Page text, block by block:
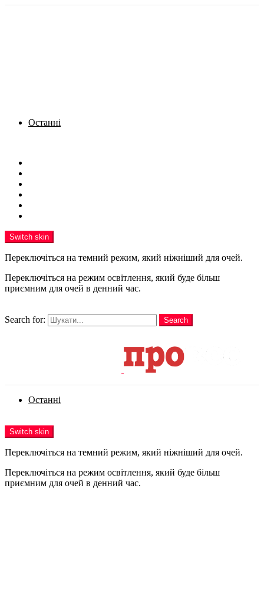
Останні
Switch skin
Переключіться на темний режим, який ніжніший для очей.
Переключіться на режим освітлення, який буде більш
приємним для очей в денний час.
Search for:
Search
Останні
Switch skin
Переключіться на темний режим, який ніжніший для очей.
Переключіться на режим освітлення, який буде більш
приємним для очей в денний час.